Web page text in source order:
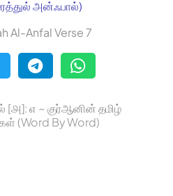
அன்ஃபால்)
Al-Anfal Verse 7
[௮]: ௭ ~ குர்ஆனின் தமிழ்
(Word By Word)